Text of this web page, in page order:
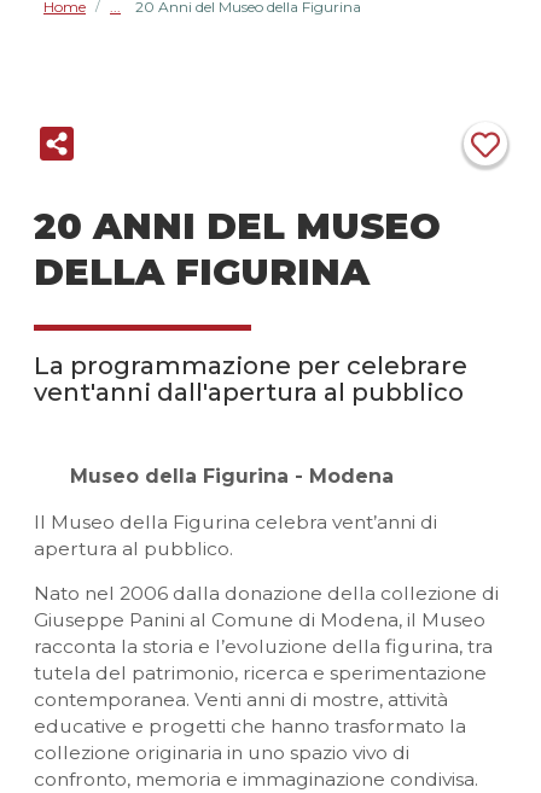
Home / 20 Anni del Museo della Figurina
20 ANNI DEL MUSEO
DELLA FIGURINA
La programmazione per celebrare
vent'anni dall'apertura al pubblico
Museo della Figurina - Modena
Il Museo della Figurina celebra vent’anni di
apertura al pubblico.
Nato nel 2006 dalla donazione della collezione di
Giuseppe Panini al Comune di Modena, il Museo
racconta la storia e l’evoluzione della figurina, tra
tutela del patrimonio, ricerca e sperimentazione
contemporanea. Venti anni di mostre, attività
educative e progetti che hanno trasformato la
collezione originaria in uno spazio vivo di
confronto, memoria e immaginazione condivisa.